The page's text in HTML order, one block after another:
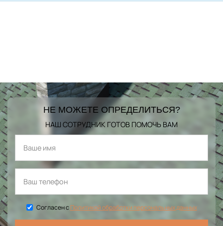
НЕ МОЖЕТЕ ОПРЕДЕЛИТЬСЯ?
НАШ СОТРУДНИК ГОТОВ ПОМОЧЬ ВАМ
Согласен сПолитикой обработки персональных данных